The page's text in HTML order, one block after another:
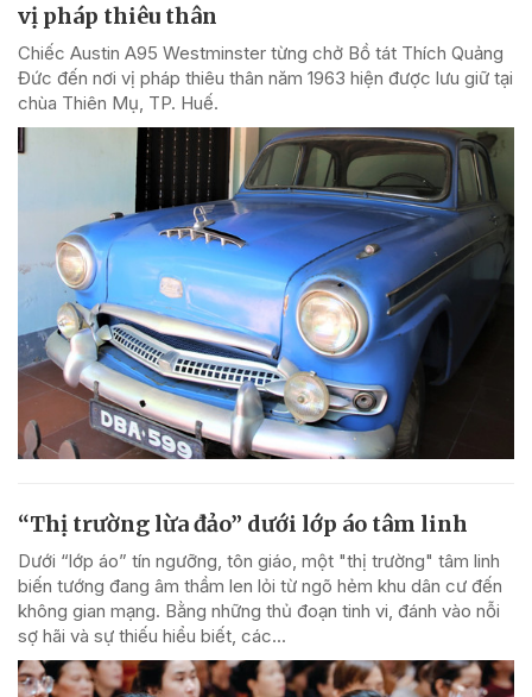
vị pháp thiêu thân
Chiếc Austin A95 Westminster từng chở Bồ tát Thích Quảng
Đức đến nơi vị pháp thiêu thân năm 1963 hiện được lưu giữ tại
chùa Thiên Mụ, TP. Huế.
“Thị trường lừa đảo” dưới lớp áo tâm linh
Dưới “lớp áo” tín ngưỡng, tôn giáo, một "thị trường" tâm linh
biến tướng đang âm thầm len lỏi từ ngõ hẻm khu dân cư đến
không gian mạng. Bằng những thủ đoạn tinh vi, đánh vào nỗi
sợ hãi và sự thiếu hiểu biết, các...